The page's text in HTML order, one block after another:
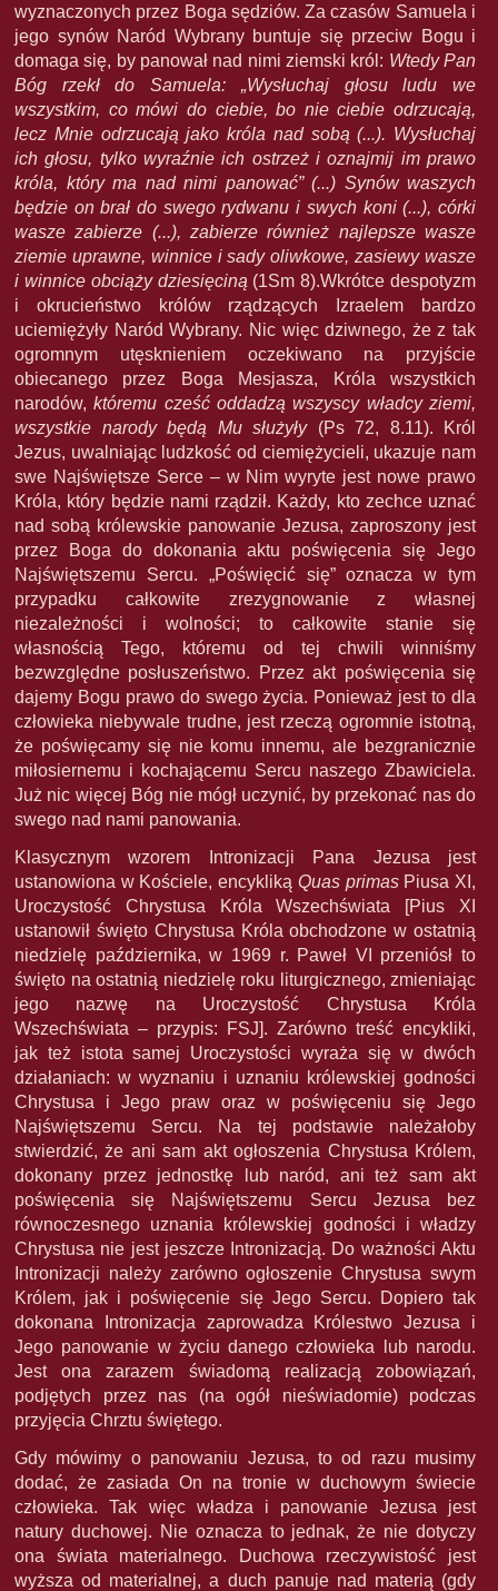
wyznaczonych przez Boga sędziów. Za czasów Samuela i
jego synów Naród Wybrany buntuje się przeciw Bogu i
domaga się, by panował nad nimi ziemski król: Wtedy Pan
Bóg rzekł do Samuela: „Wysłuchaj głosu ludu we
wszystkim, co mówi do ciebie, bo nie ciebie odrzucają,
lecz Mnie odrzucają jako króla nad sobą (...). Wysłuchaj
ich głosu, tylko wyraźnie ich ostrzeż i oznajmij im prawo
króla, który ma nad nimi panować” (...) Synów waszych
będzie on brał do swego rydwanu i swych koni (...), córki
wasze zabierze (...), zabierze również najlepsze wasze
ziemie uprawne, winnice i sady oliwkowe, zasiewy wasze
i winnice obciąży dziesięciną (1Sm 8).Wkrótce despotyzm
i okrucieństwo królów rządzących Izraelem bardzo
uciemiężyły Naród Wybrany. Nic więc dziwnego, że z tak
ogromnym utęsknieniem oczekiwano na przyjście
obiecanego przez Boga Mesjasza, Króla wszystkich
narodów,któremu cześć oddadzą wszyscy władcy ziemi,
wszystkie narody będą Mu służyły(Ps 72, 8.11). Król
Jezus, uwalniając ludzkość od ciemiężycieli, ukazuje nam
swe Najświętsze Serce – w Nim wyryte jest nowe prawo
Króla, który będzie nami rządził. Każdy, kto zechce uznać
nad sobą królewskie panowanie Jezusa, zaproszony jest
przez Boga do dokonania aktu poświęcenia się Jego
Najświętszemu Sercu. „Poświęcić się” oznacza w tym
przypadku całkowite zrezygnowanie z własnej
niezależności i wolności; to całkowite stanie się
własnością Tego, któremu od tej chwili winniśmy
bezwzględne posłuszeństwo. Przez akt poświęcenia się
dajemy Bogu prawo do swego życia. Ponieważ jest to dla
człowieka niebywale trudne, jest rzeczą ogromnie istotną,
że poświęcamy się nie komu innemu, ale bezgranicznie
miłosiernemu i kochającemu Sercu naszego Zbawiciela.
Już nic więcej Bóg nie mógł uczynić, by przekonać nas do
swego nad nami panowania.
Klasycznym wzorem Intronizacji Pana Jezusa jest
ustanowiona w Kościele, encykliką Quas primasPiusa XI,
Uroczystość Chrystusa Króla Wszechświata [Pius XI
ustanowił święto Chrystusa Króla obchodzone w ostatnią
niedzielę października, w 1969 r. Paweł VI przeniósł to
święto na ostatnią niedzielę roku liturgicznego, zmieniając
jego nazwę na Uroczystość Chrystusa Króla
Wszechświata – przypis: FSJ]. Zarówno treść encykliki,
jak też istota samej Uroczystości wyraża się w dwóch
działaniach: w wyznaniu i uznaniu królewskiej godności
Chrystusa i Jego praw oraz w poświęceniu się Jego
Najświętszemu Sercu. Na tej podstawie należałoby
stwierdzić, że ani sam akt ogłoszenia Chrystusa Królem,
dokonany przez jednostkę lub naród, ani też sam akt
poświęcenia się Najświętszemu Sercu Jezusa bez
równoczesnego uznania królewskiej godności i władzy
Chrystusa nie jest jeszcze Intronizacją. Do ważności Aktu
Intronizacji należy zarówno ogłoszenie Chrystusa swym
Królem, jak i poświęcenie się Jego Sercu. Dopiero tak
dokonana Intronizacja zaprowadza Królestwo Jezusa i
Jego panowanie w życiu danego człowieka lub narodu.
Jest ona zarazem świadomą realizacją zobowiązań,
podjętych przez nas (na ogół nieświadomie) podczas
przyjęcia Chrztu świętego.
Gdy mówimy o panowaniu Jezusa, to od razu musimy
dodać, że zasiada On na tronie w duchowym świecie
człowieka. Tak więc władza i panowanie Jezusa jest
natury duchowej. Nie oznacza to jednak, że nie dotyczy
ona świata materialnego. Duchowa rzeczywistość jest
wyższa od materialnej, a duch panuje nad materią (gdy